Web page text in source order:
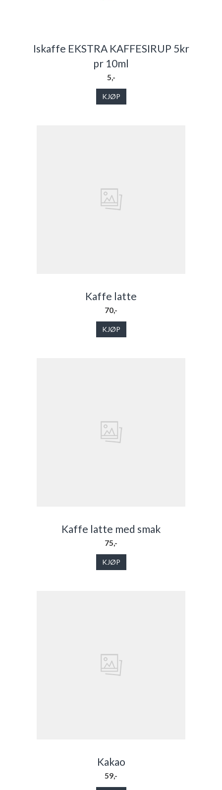
Iskaffe EKSTRA KAFFESIRUP 5kr
pr 10ml
5,-
KJØP
Kaffe latte
70,-
KJØP
Kaffe latte med smak
75,-
KJØP
Kakao
59,-